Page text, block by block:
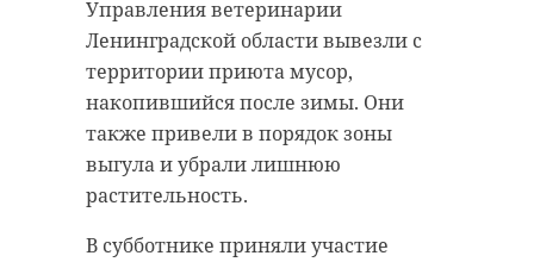
Управления ветеринарии
Ленинградской области вывезли с
территории приюта мусор,
накопившийся после зимы. Они
также привели в порядок зоны
выгула и убрали лишнюю
растительность.
В субботнике приняли участие